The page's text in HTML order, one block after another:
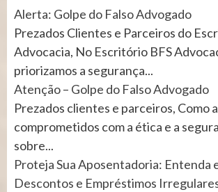
Alerta: Golpe do Falso Advogado
Prezados Clientes e Parceiros do
Advocacia, No Escritório BFS
priorizamos a segurança...
Atenção – Golpe do Falso Advogado
Prezados clientes e parceiros, Como
comprometidos com a ética e a
sobre...
Proteja Sua Aposentadoria: Entenda
Descontos e Empréstimos